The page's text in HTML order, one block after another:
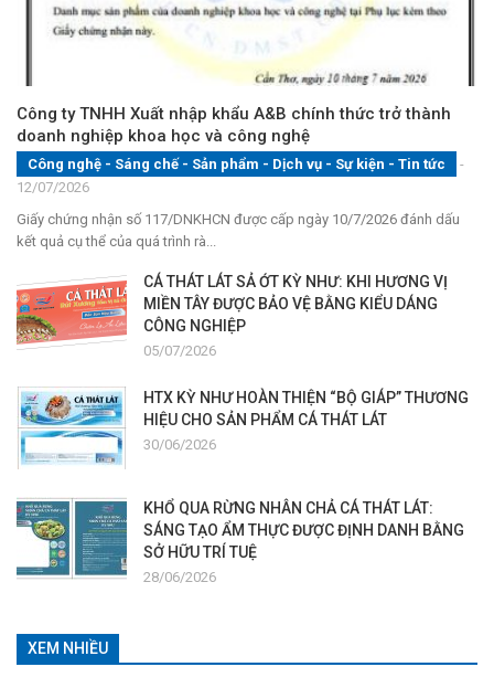
Công ty TNHH Xuất nhập khẩu A&B chính thức trở thành
doanh nghiệp khoa học và công nghệ
Công nghệ - Sáng chế - Sản phẩm - Dịch vụ - Sự kiện - Tin tức
-
12/07/2026
Giấy chứng nhận số 117/DNKHCN được cấp ngày 10/7/2026 đánh dấu
kết quả cụ thể của quá trình rà...
CÁ THÁT LÁT SẢ ỚT KỲ NHƯ: KHI HƯƠNG VỊ
MIỀN TÂY ĐƯỢC BẢO VỆ BẰNG KIỂU DÁNG
CÔNG NGHIỆP
05/07/2026
HTX KỲ NHƯ HOÀN THIỆN “BỘ GIÁP” THƯƠNG
HIỆU CHO SẢN PHẨM CÁ THÁT LÁT
30/06/2026
KHỔ QUA RỪNG NHÂN CHẢ CÁ THÁT LÁT:
SÁNG TẠO ẨM THỰC ĐƯỢC ĐỊNH DANH BẰNG
SỞ HỮU TRÍ TUỆ
28/06/2026
XEM NHIỀU